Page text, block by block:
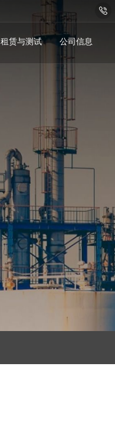
租赁与测试 公司信息